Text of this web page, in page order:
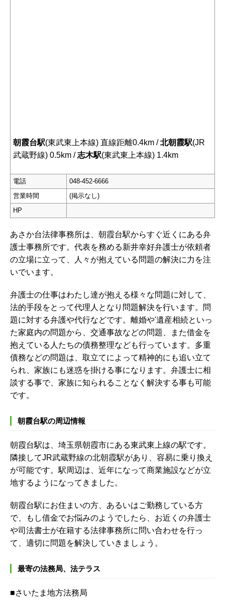
朝霞台駅(東武東上本線) 直線距離0.4km /北朝霞駅(JR
武蔵野線) 0.5km /志木駅(東武東上本線) 1.4km
電話
048-452-6666
営業時間
(掲示なし)
HP
あさか台法律事務所は、朝霞台駅からすぐ近くにある弁
護士事務所です。代表を務める新井幸好弁護士が依頼者
の立場に立って、人々が抱えている問題の解決に力を注
いでいます。
弁護士の仕事はわたし達が抱える様々な問題に対して、
法的手段をとって代理人となり問題解決を行います。問
題に対する弁護や代行などです。離婚や'遺産相続といっ
た家庭内の問題から、交通事故などの問題、また借金を
抱えている人たちの債務整理なども行っています。多重
債務などの問題は、取立てによって精神的にも追い立て
られ、家族にも迷惑を掛ける事になります。弁護士に相
談する事で、家族に知られることなく解決する事も可能
です。
朝霞台駅の周辺情報
朝霞台駅は、埼玉県朝霞市にある東武東上線の駅です。
隣接してJR武蔵野線の北朝霞駅があり、容易に乗り換え
が可能です。駅周辺は、近年になって商業施設などが立
地するようになってきました。
朝霞台駅にお住まいの方、あるいはご勤務している方
で、もし借金でお悩みのようでしたら、お近くの弁護士
や司法書士が在籍する法律事務所に問い合わせを行っ
て、適切に問題を解決していきましょう。
最寄の法務局、法テラス
■さいたま地方法務局